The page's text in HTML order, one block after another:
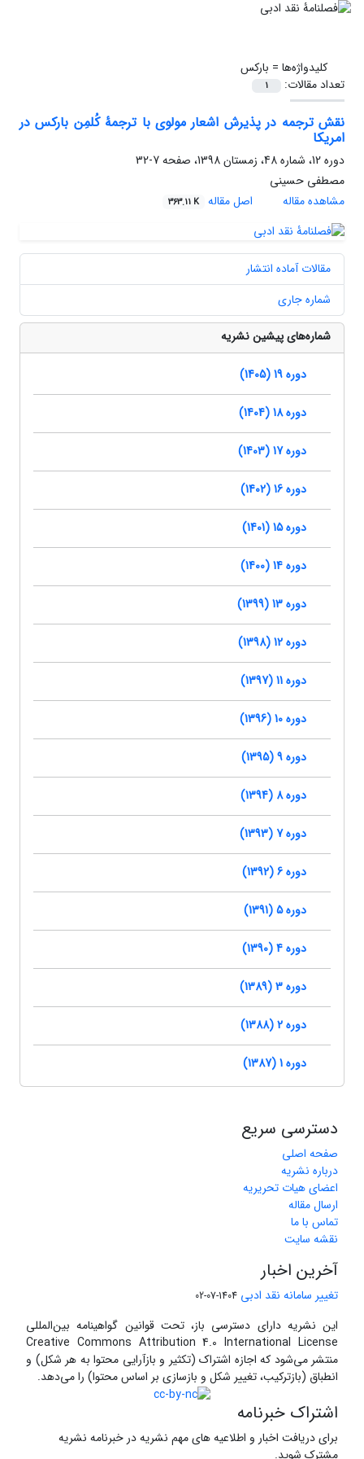
کلیدواژه‌ها = بارکس
تعداد مقالات:
1
نقش ترجمه در پذیرش اشعار مولوی با ترجمۀ کُلمِن بارکس در
امریکا
دوره 12، شماره 48، زمستان 1398، صفحه
7-32
مصطفی حسینی
مشاهده مقاله
اصل مقاله 363.11 K
مقالات آماده انتشار
شماره جاری
شماره‌های پیشین نشریه
دوره 19 (1405)
دوره 18 (1404)
دوره 17 (1403)
دوره 16 (1402)
دوره 15 (1401)
دوره 14 (1400)
دوره 13 (1399)
دوره 12 (1398)
دوره 11 (1397)
دوره 10 (1396)
دوره 9 (1395)
دوره 8 (1394)
دوره 7 (1393)
دوره 6 (1392)
دوره 5 (1391)
دوره 4 (1390)
دوره 3 (1389)
دوره 2 (1388)
دوره 1 (1387)
دسترسی سریع
صفحه اصلی
درباره نشریه
اعضای هیات تحریریه
ارسال مقاله
تماس با ما
نقشه سایت
آخرین اخبار
تغییر سامانه نقد ادبی 1404-07-02
این نشریه دارای دسترسی باز، تحت قوانین گواهینامه بین‌المللی
Creative Commons Attribution 4.0 International License
منتشر می‌شود که اجازه اشتراک (تکثیر و بازآرایی محتوا به هر شکل) و
انطباق (بازترکیب، تغییر شکل و بازسازی بر اساس محتوا) را می‌دهد.
اشتراک خبرنامه
برای دریافت اخبار و اطلاعیه های مهم نشریه در خبرنامه نشریه
مشترک شوید.